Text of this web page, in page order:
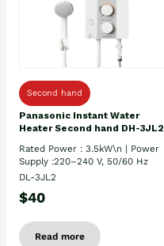
Second hand
Panasonic Instant Water
Heater Second hand DH-3JL2
Rated Power : 3.5kW\n | Power
Supply :220–240 V, 50/60 Hz
DL-3JL2
$40
Read more